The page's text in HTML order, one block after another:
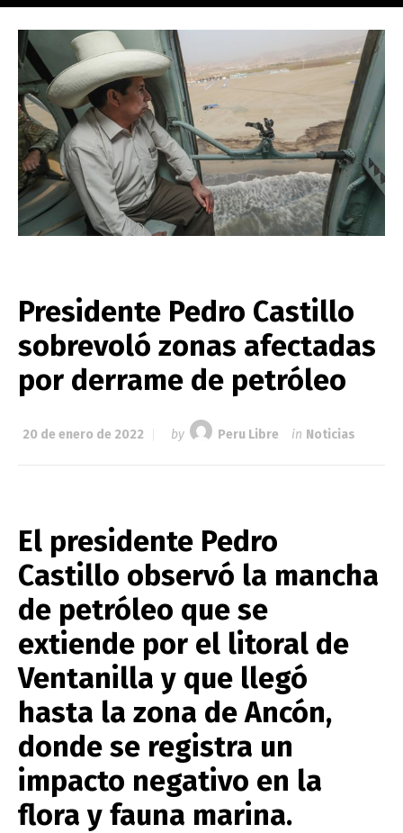
Presidente Pedro Castillo
sobrevoló zonas afectadas
por derrame de petróleo
20 de enero de 2022 by Peru Libre in Noticias
El presidente Pedro
Castillo observó la mancha
de petróleo que se
extiende por el litoral de
Ventanilla y que llegó
hasta la zona de Ancón,
donde se registra un
impacto negativo en la
flora y fauna marina.